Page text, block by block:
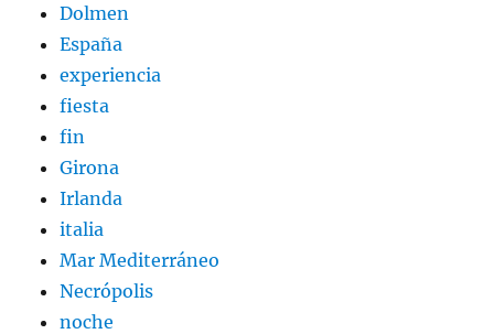
Dolmen
España
experiencia
fiesta
fin
Girona
Irlanda
italia
Mar Mediterráneo
Necrópolis
noche